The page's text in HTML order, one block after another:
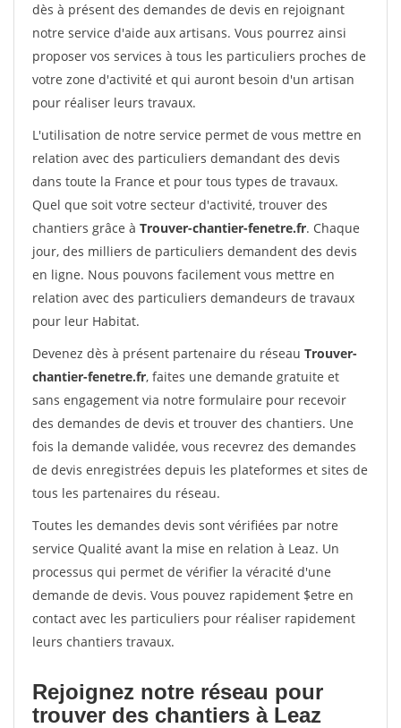
dès à présent des demandes de devis en rejoignant
notre service d'aide aux artisans. Vous pourrez ainsi
proposer vos services à tous les particuliers proches de
votre zone d'activité et qui auront besoin d'un artisan
pour réaliser leurs travaux.
L'utilisation de notre service permet de vous mettre en
relation avec des particuliers demandant des devis
dans toute la France et pour tous types de travaux.
Quel que soit votre secteur d'activité, trouver des
chantiers grâce à Trouver-chantier-fenetre.fr. Chaque
jour, des milliers de particuliers demandent des devis
en ligne. Nous pouvons facilement vous mettre en
relation avec des particuliers demandeurs de travaux
pour leur Habitat.
Devenez dès à présent partenaire du réseau Trouver-
chantier-fenetre.fr, faites une demande gratuite et
sans engagement via notre formulaire pour recevoir
des demandes de devis et trouver des chantiers. Une
fois la demande validée, vous recevrez des demandes
de devis enregistrées depuis les plateformes et sites de
tous les partenaires du réseau.
Toutes les demandes devis sont vérifiées par notre
service Qualité avant la mise en relation à Leaz. Un
processus qui permet de vérifier la véracité d'une
demande de devis. Vous pouvez rapidement $etre en
contact avec les particuliers pour réaliser rapidement
leurs chantiers travaux.
Rejoignez notre réseau pour
trouver des chantiers à Leaz